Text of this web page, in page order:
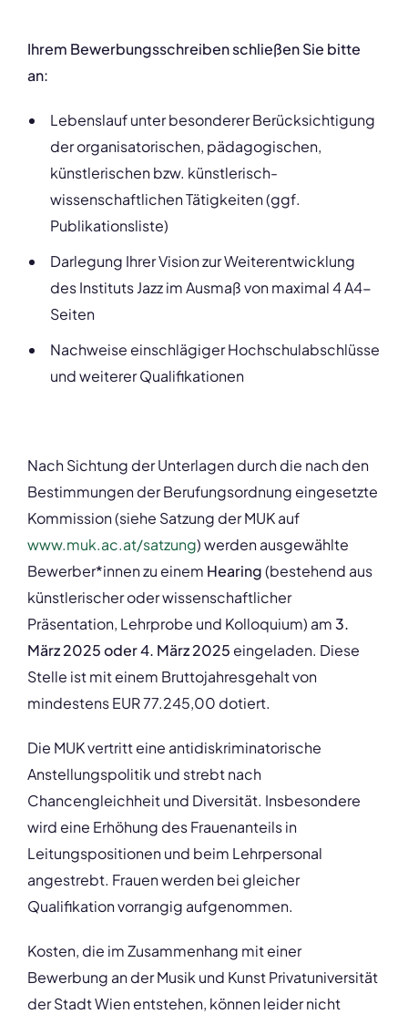
Ihrem Bewerbungsschreiben schließen Sie bitte
an:
Lebenslauf unter besonderer Berücksichtigung
der organisatorischen, pädagogischen,
künstlerischen bzw. künstlerisch-
wissenschaftlichen Tätigkeiten (ggf.
Publikationsliste)
Darlegung Ihrer Vision zur Weiterentwicklung
des Instituts Jazz im Ausmaß von maximal 4 A4-
Seiten
Nachweise einschlägiger Hochschulabschlüsse
und weiterer Qualifikationen
Nach Sichtung der Unterlagen durch die nach den
Bestimmungen der Berufungsordnung eingesetzte
Kommission (siehe Satzung der MUK auf
www.muk.ac.at/satzung) werden ausgewählte
Bewerber*innen zu einem Hearing(bestehend aus
künstlerischer oder wissenschaftlicher
Präsentation, Lehrprobe und Kolloquium) am3.
März 2025 oder 4. März 2025 eingeladen. Diese
Stelle ist mit einem Bruttojahresgehalt von
mindestens EUR 77.245,00 dotiert.
Die MUK vertritt eine antidiskriminatorische
Anstellungspolitik und strebt nach
Chancengleichheit und Diversität. Insbesondere
wird eine Erhöhung des Frauenanteils in
Leitungspositionen und beim Lehrpersonal
angestrebt. Frauen werden bei gleicher
Qualifikation vorrangig aufgenommen.
Kosten, die im Zusammenhang mit einer
Bewerbung an der Musik und Kunst Privatuniversität
der Stadt Wien entstehen, können leider nicht